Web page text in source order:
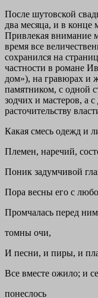
После шутовской
два месяца, и в конце
Привлекая внимание
время все
сохранился на
частности в романе
дом»), на гравюрах и
памятником, с одной
зодчих и мастеров, а
расточительству
Какая смесь одежд и
Племен, наречий,
Поник задумчивой
Пора весны его с
Промчалась перед
томны очи,
И песни, и пиры, и
Все вместе ожило; и
понеслось